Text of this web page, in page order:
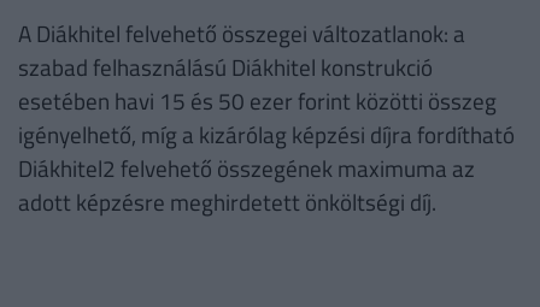
A Diákhitel felvehető összegei változatlanok: a
szabad felhasználású Diákhitel konstrukció
esetében havi 15 és 50 ezer forint közötti összeg
igényelhető, míg a kizárólag képzési díjra fordítható
Diákhitel2 felvehető összegének maximuma az
adott képzésre meghirdetett önköltségi díj.